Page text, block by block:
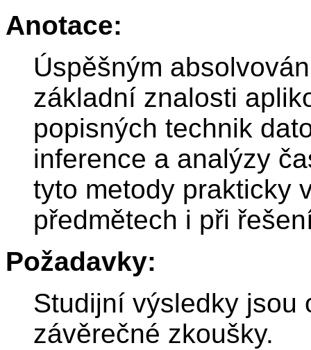
Anotace:
Úspěšným
základní znalosti
popisných technik
inference a analýzy
tyto metody prakticky
předmětech i při
Požadavky:
Studijní výsledky jsou
závěrečné zkoušky.